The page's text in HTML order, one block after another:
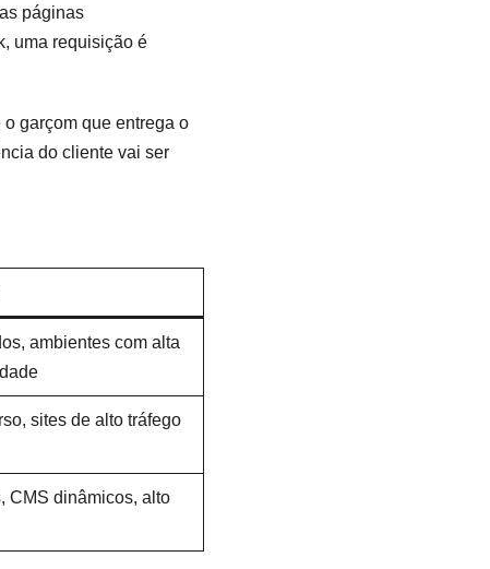
páginas
uma requisição é
garçom que entrega o
do cliente vai ser
ambientes com alta
sites de alto tráfego
CMS dinâmicos, alto